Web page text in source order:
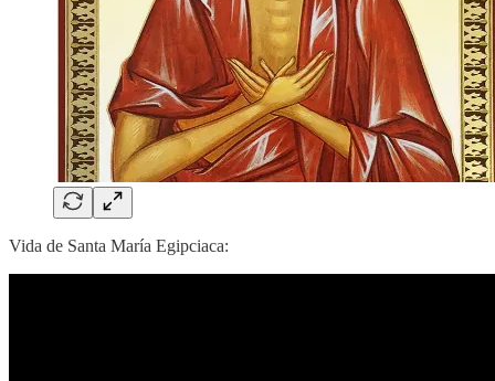
Vida de Santa María Egipciaca: